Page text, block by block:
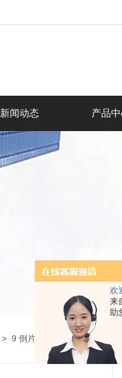
欢
来
助
新闻动态 产品
> 9 倒片机 IHG-2010卧式减